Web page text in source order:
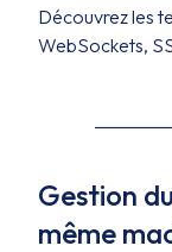
Découvrez les
WebSockets,
Gestion
même